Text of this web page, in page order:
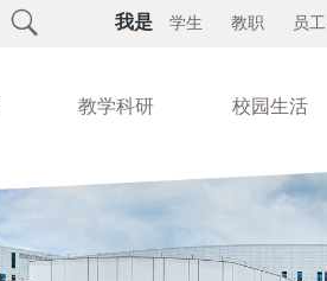
我是 学生 教职 员工

教学科研 校园生活